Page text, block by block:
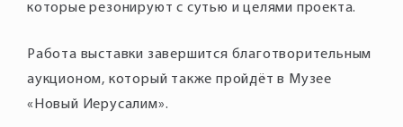
Работа выставки завершится благотворительным
аукционом, который также пройдёт в Музее
«Новый Иерусалим».